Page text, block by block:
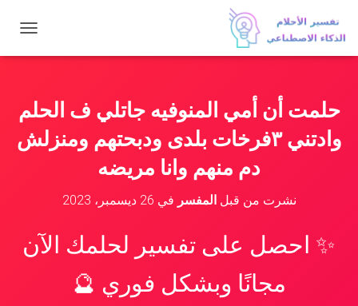
ب
ا
ت
حلمت أن أمي المنوفيه جاتلي ف الحلم
وادتني ٣فرخات بلدى ودبحتهم ومنزلش
دم منهم وانا مريضه
نشرت من قبلالمفسر في 26 ديسمبر، 2023
✨ احصل على تفسير لحلمك الآن
مجانًا وبشكل فوري 🔮